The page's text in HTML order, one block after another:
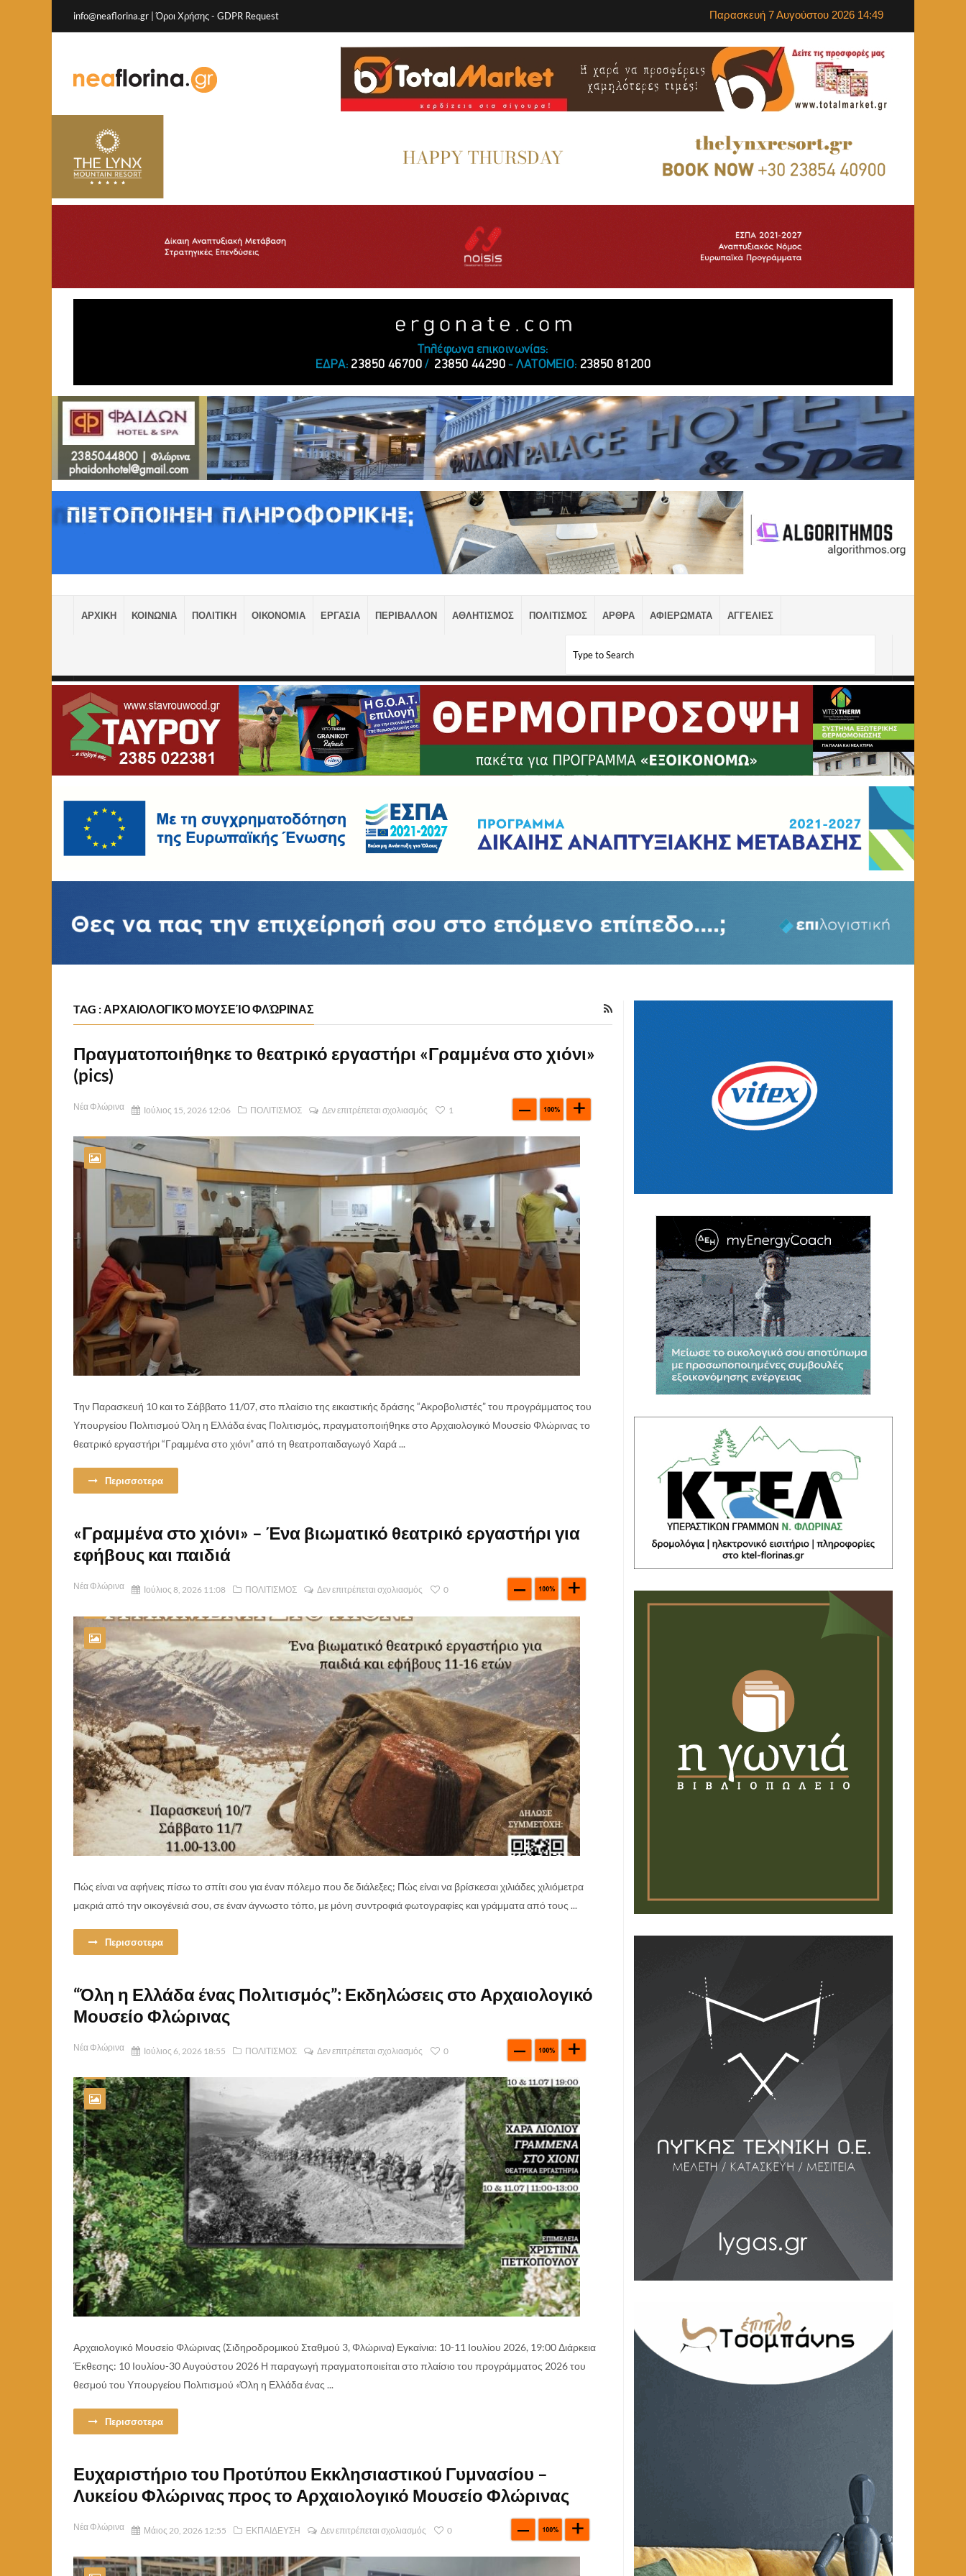
info@neaflorina.gr |Όροι Χρήσης- GDPR Request Παρασκευή 7 Αυγούστου 2026 14:49
ΑΡΧΙΚΗ ΚΟΙΝΩΝΙΑ ΠΟΛΙΤΙΚΗ ΟΙΚΟΝΟΜΙΑ ΕΡΓΑΣΙΑ ΠΕΡΙΒΑΛΛΟΝ ΑΘΛΗΤΙΣΜΟΣ ΠΟΛΙΤΙΣΜΟΣ ΑΡΘΡΑ ΑΦΙΕΡΩΜΑΤΑ ΑΓΓΕΛΙΕΣ
TAG : ΑΡΧΑΙΟΛΟΓΙΚΌ ΜΟΥΣΕΊΟ ΦΛΏΡΙΝΑΣ
Πραγματοποιήθηκε το θεατρικό εργαστήρι «Γραμμένα στο χιόνι»
(pics)
Νέα Φλώρινα Ιούλιος 15, 2026 12:06 ΠΟΛΙΤΙΣΜΟΣ Δεν επιτρέπεται σχολιασμός 1
Την Παρασκευή 10 και το Σάββατο 11/07, στο πλαίσιο της εικαστικής δράσης “Ακροβολιστές” του προγράμματος του
Υπουργείου Πολιτισμού Όλη η Ελλάδα ένας Πολιτισμός, πραγματοποιήθηκε στο Αρχαιολογικό Μουσείο Φλώρινας το
θεατρικό εργαστήρι “Γραμμένα στο χιόνι” από τη θεατροπαιδαγωγό Χαρά ...
Περισσοτερα
«Γραμμένα στο χιόνι» – Ένα βιωματικό θεατρικό εργαστήρι για
εφήβους και παιδιά
Νέα Φλώρινα Ιούλιος 8, 2026 11:08 ΠΟΛΙΤΙΣΜΟΣ Δεν επιτρέπεται σχολιασμός 0
Πώς είναι να αφήνεις πίσω το σπίτι σου για έναν πόλεμο που δε διάλεξες; Πώς είναι να βρίσκεσαι χιλιάδες χιλιόμετρα
μακριά από την οικογένειά σου, σε έναν άγνωστο τόπο, με μόνη συντροφιά φωτογραφίες και γράμματα από τους ...
Περισσοτερα
“Όλη η Ελλάδα ένας Πολιτισμός”: Εκδηλώσεις στο Αρχαιολογικό
Μουσείο Φλώρινας
Νέα Φλώρινα Ιούλιος 6, 2026 18:55 ΠΟΛΙΤΙΣΜΟΣ Δεν επιτρέπεται σχολιασμός 0
Αρχαιολογικό Μουσείο Φλώρινας (Σιδηροδρομικού Σταθμού 3, Φλώρινα) Εγκαίνια: 10-11 Ιουλίου 2026, 19:00 Διάρκεια
Έκθεσης: 10 Ιουλίου-30 Αυγούστου 2026 Η παραγωγή πραγματοποιείται στο πλαίσιο του προγράμματος 2026 του
θεσμού του Υπουργείου Πολιτισμού «Όλη η Ελλάδα ένας ...
Περισσοτερα
Ευχαριστήριο του Προτύπου Εκκλησιαστικού Γυμνασίου –
Λυκείου Φλώρινας προς το Αρχαιολογικό Μουσείο Φλώρινας
Νέα Φλώρινα Μάιος 20, 2026 12:55 ΕΚΠΑΙΔΕΥΣΗ Δεν επιτρέπεται σχολιασμός 0